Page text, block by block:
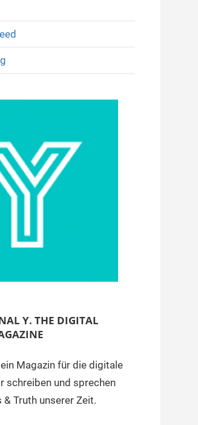
Y. THE DIGITAL
Magazin für die digitale
schreiben und sprechen
& Truth unserer Zeit.